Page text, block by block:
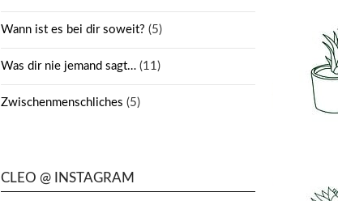
Wann ist es bei dir soweit? (5)
Was dir nie jemand sagt… (11)
Zwischenmenschliches (5)
CLEO @ INSTAGRAM